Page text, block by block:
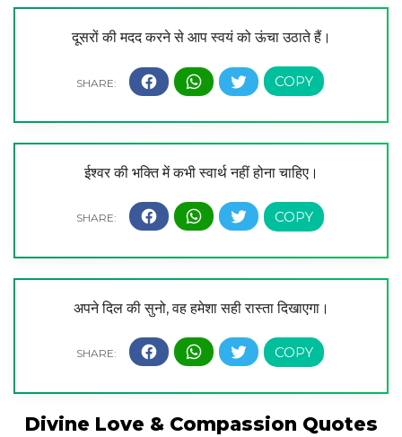
दूसरों की मदद करने से आप स्वयं को ऊंचा उठाते हैं।
ईश्वर की भक्ति में कभी स्वार्थ नहीं होना चाहिए।
अपने दिल की सुनो, वह हमेशा सही रास्ता दिखाएगा।
Divine Love & Compassion Quotes